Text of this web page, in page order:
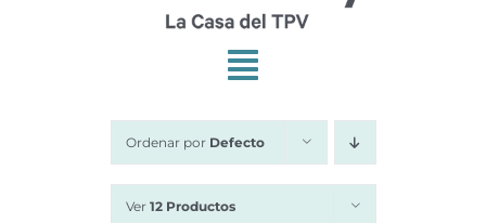
Ordenar por Defecto
Ver 12 Productos